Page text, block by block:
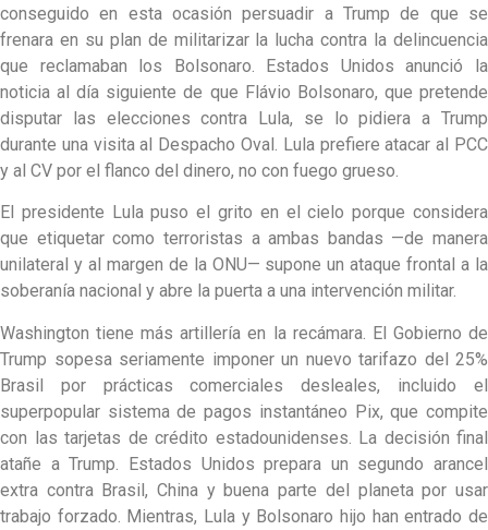
conseguido en esta ocasión persuadir a Trump de que se
frenara en su plan de militarizar la lucha contra la delincuencia
que reclamaban los Bolsonaro. Estados Unidos anunció la
noticia al día siguiente de que Flávio Bolsonaro, que pretende
disputar las elecciones contra Lula, se lo pidiera a Trump
durante una visita al Despacho Oval. Lula prefiere atacar al PCC
y al CV por el flanco del dinero, no con fuego grueso.
El presidente Lula puso el grito en el cielo porque considera
que etiquetar como terroristas a ambas bandas —de manera
unilateral y al margen de la ONU— supone un ataque frontal a la
soberanía nacional y abre la puerta a una intervención militar.
Washington tiene más artillería en la recámara. El Gobierno de
Trump sopesa seriamente imponer un nuevo tarifazo del 25%
Brasil por prácticas comerciales desleales, incluido el
superpopular sistema de pagos instantáneo Pix, que compite
con las tarjetas de crédito estadounidenses. La decisión final
atañe a Trump. Estados Unidos prepara un segundo arancel
extra contra Brasil, China y buena parte del planeta por usar
trabajo forzado. Mientras, Lula y Bolsonaro hijo han entrado de